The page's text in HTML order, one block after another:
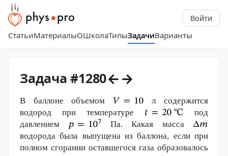
Войти
СтатьиМатериалыОШколаТипыЗадачиВарианты
Задача #1280←→
В баллоне объемом
л содержится
водород при температуре
под
давлением
Па. Какая масса
водорода была выпущена из баллона, если при
полном сгорании оставшегося газа образовалось